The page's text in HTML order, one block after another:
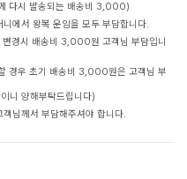
다시 발송되는 배송비 3,000)
에서 왕복 운임을 모두 부담합니다.
변경시 배송비 3,000원 고객님 부담입니
경우 초기 배송비 3,000원은 고객님 부
니 양해부탁드립니다)
님께서 부담해주셔야 합니다.